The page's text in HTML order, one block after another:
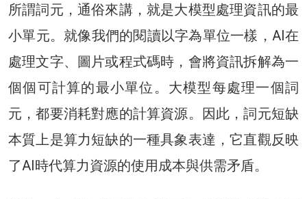
所謂詞元，通俗來講，就是大模型處理資訊的最
小單元。就像我們的閱讀以字為單位一樣，AI在
處理文字、圖片或程式碼時，會將資訊拆解為一
個個可計算的最小單位。大模型每處理一個詞
元，都要消耗對應的計算資源。因此，詞元短缺
本質上是算力短缺的一種具象表達，它直觀反映
了AI時代算力資源的使用成本與供需矛盾。